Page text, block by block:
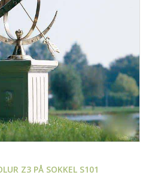
Z3 PÅ SOKKEL S101